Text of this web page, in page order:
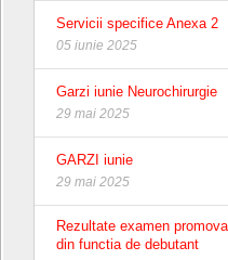
Servicii specifice Anexa 2
05 iunie 2025
Garzi iunie Neurochirurgie
29 mai 2025
GARZI iunie
29 mai 2025
Rezultate examen
din functia de debutant